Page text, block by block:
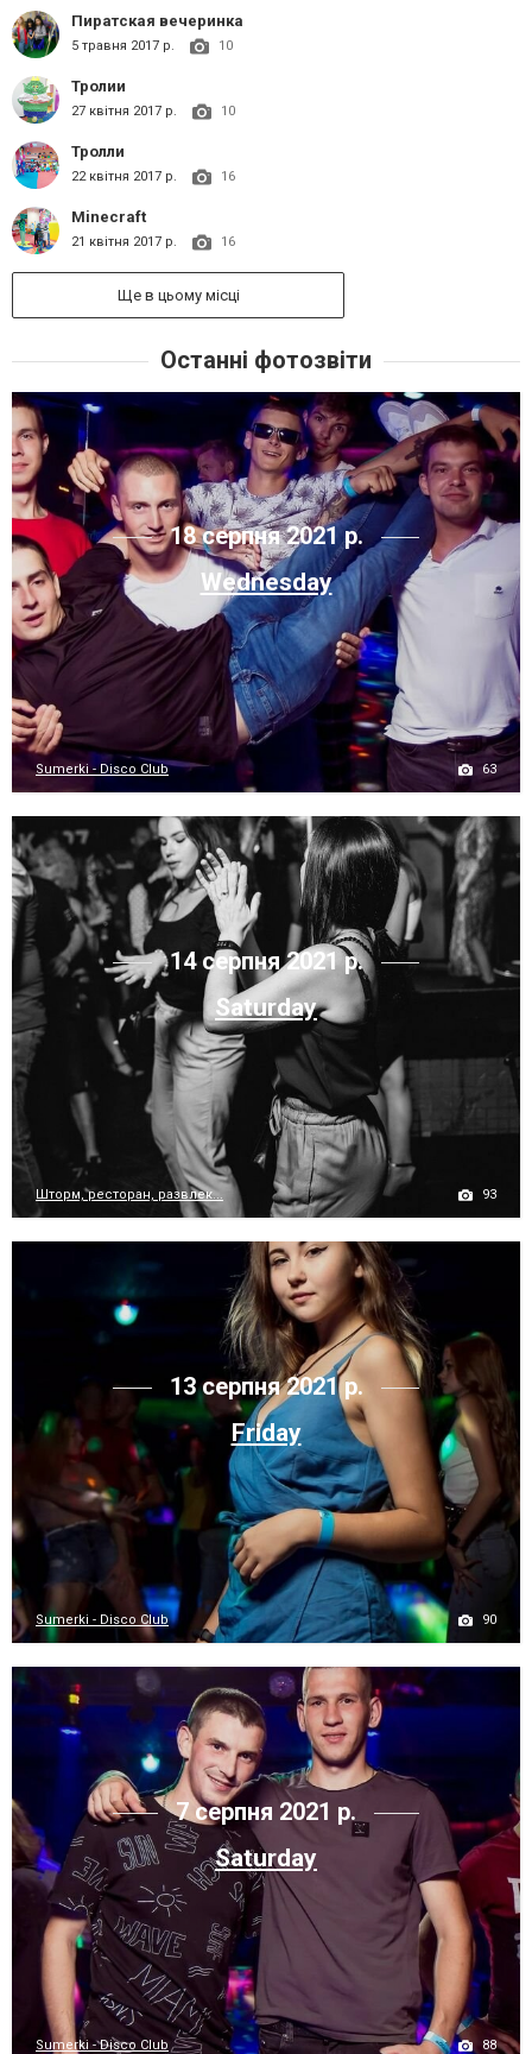
Пиратская вечеринка
5 травня 2017 р. 10
Тролии
27 квітня 2017 р. 10
Тролли
22 квітня 2017 р. 16
Minecraft
21 квітня 2017 р. 16
Ще в цьому місці
Останні фотозвіти
18 серпня 2021 р.
Wednesday
Sumerki - Disco Club 63
14 серпня 2021 р.
Saturday
Шторм, ресторан, развлек... 93
13 серпня 2021 р.
Friday
Sumerki - Disco Club 90
7 серпня 2021 р.
Saturday
Sumerki - Disco Club 88